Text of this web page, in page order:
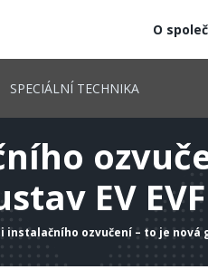
O
SPECIÁLNÍ TECHNIKA
EV
ozvučení – to je nová